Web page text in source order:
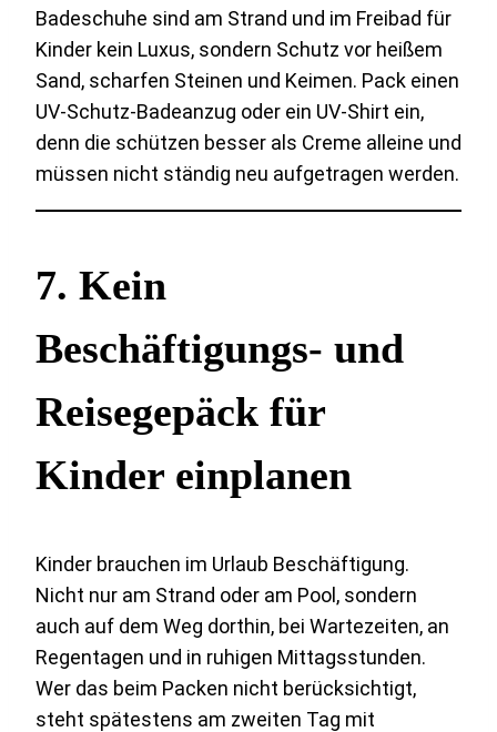
Badeschuhe sind am Strand und im Freibad für
Kinder kein Luxus, sondern Schutz vor heißem
Sand, scharfen Steinen und Keimen. Pack einen
UV-Schutz-Badeanzug oder ein UV-Shirt ein,
denn die schützen besser als Creme alleine und
müssen nicht ständig neu aufgetragen werden.
7. Kein
Beschäftigungs- und
Reisegepäck für
Kinder einplanen
Kinder brauchen im Urlaub Beschäftigung.
Nicht nur am Strand oder am Pool, sondern
auch auf dem Weg dorthin, bei Wartezeiten, an
Regentagen und in ruhigen Mittagsstunden.
Wer das beim Packen nicht berücksichtigt,
steht spätestens am zweiten Tag mit